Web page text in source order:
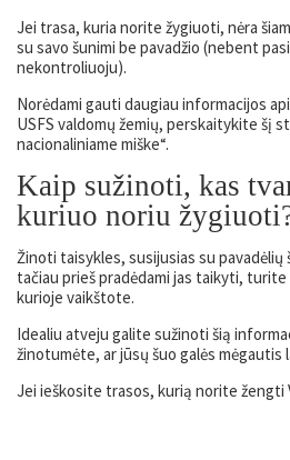
Jei trasa, kuria norite žygiuoti, nėra
su savo šunimi be pavadžio (nebent
nekontroliuoju).
Norėdami gauti daugiau informacijos
USFS valdomų žemių, perskaitykite šį
nacionaliniame miške“.
Kaip sužinoti, kas
kuriuo noriu
Žinoti taisykles, susijusias su pavadėlių
tačiau prieš pradėdami jas taikyti, turite
kurioje vaikštote.
Idealiu atveju galite sužinoti šią
žinotumėte, ar jūsų šuo galės mėgautis
Jei ieškosite trasos, kurią norite